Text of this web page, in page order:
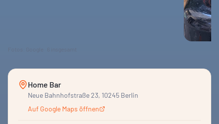
Home Bar
Neue Bahnhofstraße 23, 10245 Berlin
Auf Google Maps öffnen